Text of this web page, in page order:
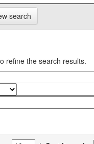
search
refine the search results.